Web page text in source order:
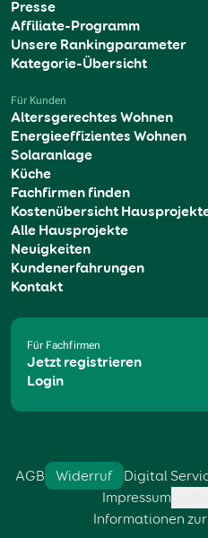
Presse
Affiliate-Programm
Unsere Rankingparameter
Kategorie-Übersicht
Für Kunden
Altersgerechtes Wohnen
Energieeffizientes Wohnen
Solaranlage
Küche
Fachfirmen finden
Kostenübersicht
Alle Hausprojekte
Neuigkeiten
Kundenerfahrungen
Kontakt
Für Fachfirmen
Jetzt registrieren
Login
AGB Widerruf Digital
Impressum
Informationen